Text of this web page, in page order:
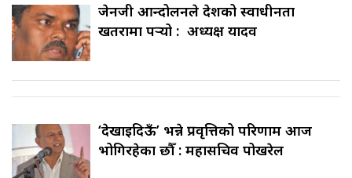
जेनजी आन्दोलनले देशको स्वाधीनता
खतरामा पर्‍यो : अध्यक्ष यादव
‘देखाइदिऊँ’ भन्ने प्रवृत्तिको परिणाम आज
भोगिरहेका छौँ : महासचिव पोखरेल